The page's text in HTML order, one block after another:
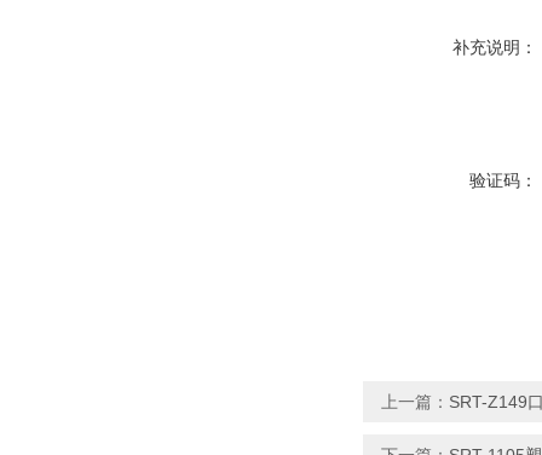
补充说明：
验证码：
上一篇： SRT-Z149